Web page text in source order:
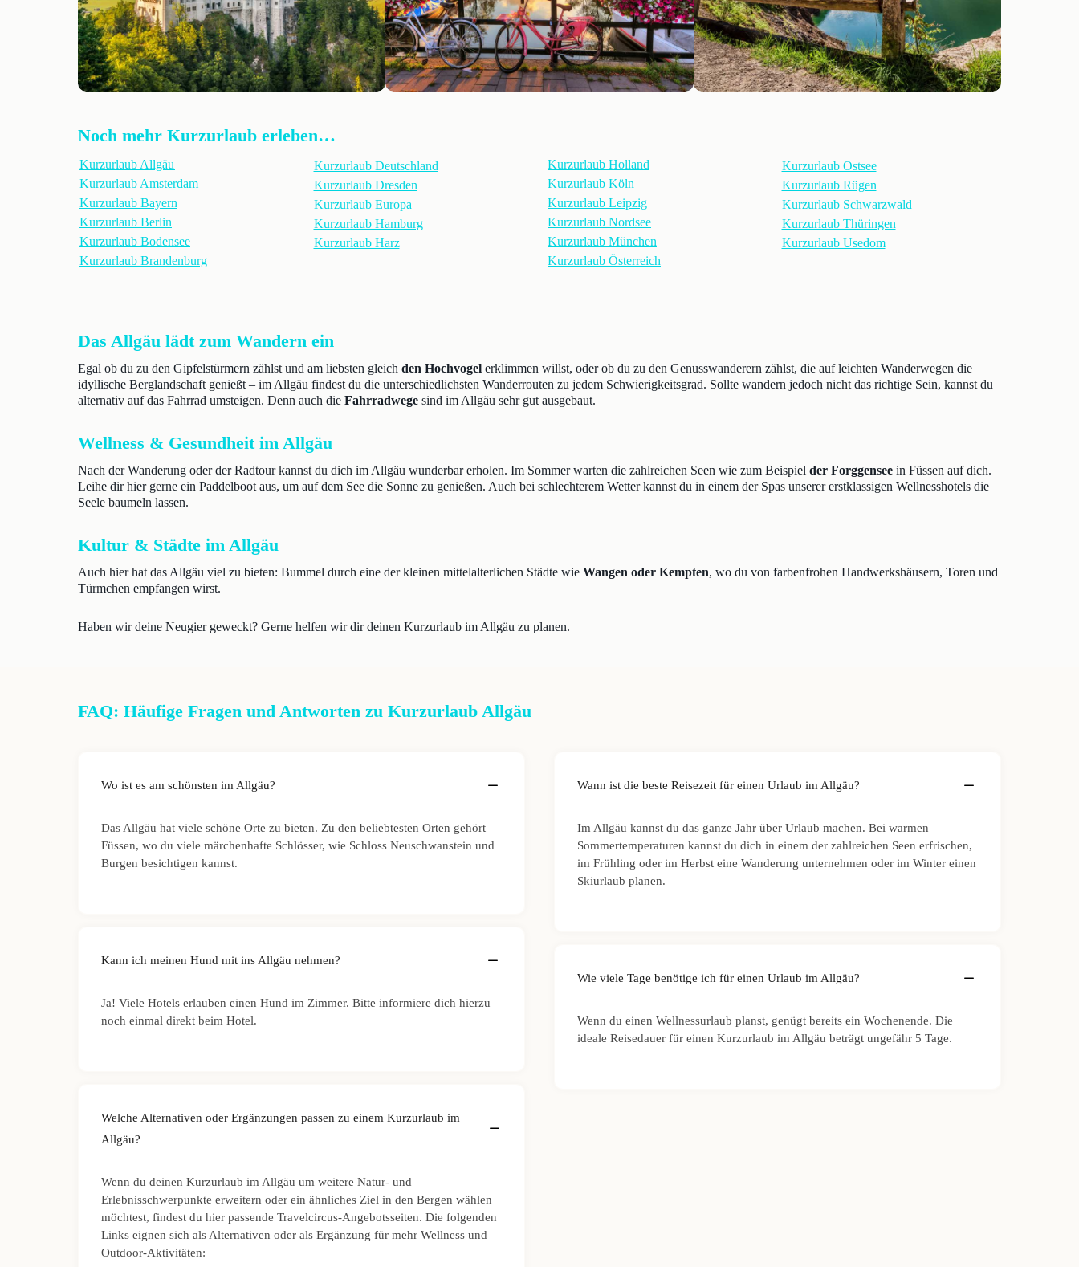
Noch mehr Kurzurlaub erleben…
Kurzurlaub Allgäu
Kurzurlaub Amsterdam
Kurzurlaub Bayern
Kurzurlaub Berlin
Kurzurlaub Bodensee
Kurzurlaub Brandenburg
Kurzurlaub Deutschland
Kurzurlaub Dresden
Kurzurlaub Europa
Kurzurlaub Hamburg
Kurzurlaub Harz
Kurzurlaub Holland
Kurzurlaub Köln
Kurzurlaub Leipzig
Kurzurlaub Nordsee
Kurzurlaub München
Kurzurlaub Österreich
Kurzurlaub Ostsee
Kurzurlaub Rügen
Kurzurlaub Schwarzwald
Kurzurlaub Thüringen
Kurzurlaub Usedom
Das Allgäu lädt zum Wandern ein
Egal ob du zu den Gipfelstürmern zählst und am liebsten gleich den Hochvogel erklimmen willst, oder ob du zu den Genusswanderern zählst, die auf leichten Wanderwegen die
idyllische Berglandschaft genießt – im Allgäu findest du die unterschiedlichsten Wanderrouten zu jedem Schwierigkeitsgrad. Sollte wandern jedoch nicht das richtige Sein, kannst du
alternativ auf das Fahrrad umsteigen. Denn auch die Fahrradwege sind im Allgäu sehr gut ausgebaut.
Wellness & Gesundheit im Allgäu
Nach der Wanderung oder der Radtour kannst du dich im Allgäu wunderbar erholen. Im Sommer warten die zahlreichen Seen wie zum Beispiel der Forggensee in Füssen auf dich.
Leihe dir hier gerne ein Paddelboot aus, um auf dem See die Sonne zu genießen. Auch bei schlechterem Wetter kannst du in einem der Spas unserer erstklassigen Wellnesshotels die
Seele baumeln lassen.
Kultur & Städte im Allgäu
Auch hier hat das Allgäu viel zu bieten: Bummel durch eine der kleinen mittelalterlichen Städte wie Wangen oder Kempten, wo du von farbenfrohen Handwerkshäusern, Toren und
Türmchen empfangen wirst.
Haben wir deine Neugier geweckt? Gerne helfen wir dir deinen Kurzurlaub im Allgäu zu planen.
FAQ: Häufige Fragen und Antworten zu Kurzurlaub Allgäu
Wo ist es am schönsten im Allgäu?
Das Allgäu hat viele schöne Orte zu bieten. Zu den beliebtesten Orten gehört
Füssen, wo du viele märchenhafte Schlösser, wie Schloss Neuschwanstein und
Burgen besichtigen kannst.
Kann ich meinen Hund mit ins Allgäu nehmen?
Ja! Viele Hotels erlauben einen Hund im Zimmer. Bitte informiere dich hierzu
noch einmal direkt beim Hotel.
Welche Alternativen oder Ergänzungen passen zu einem Kurzurlaub im
Allgäu?
Wenn du deinen Kurzurlaub im Allgäu um weitere Natur- und
Erlebnisschwerpunkte erweitern oder ein ähnliches Ziel in den Bergen wählen
möchtest, findest du hier passende Travelcircus-Angebotsseiten. Die folgenden
Links eignen sich als Alternativen oder als Ergänzung für mehr Wellness und
Outdoor-Aktivitäten:
Wann ist die beste Reisezeit für einen Urlaub im Allgäu?
Im Allgäu kannst du das ganze Jahr über Urlaub machen. Bei warmen
Sommertemperaturen kannst du dich in einem der zahlreichen Seen erfrischen,
im Frühling oder im Herbst eine Wanderung unternehmen oder im Winter einen
Skiurlaub planen.
Wie viele Tage benötige ich für einen Urlaub im Allgäu?
Wenn du einen Wellnessurlaub planst, genügt bereits ein Wochenende. Die
ideale Reisedauer für einen Kurzurlaub im Allgäu beträgt ungefähr 5 Tage.